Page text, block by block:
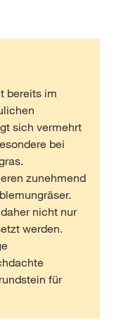
bereits im
sich vermehrt
bei
zunehmend
nicht nur
werden.
für